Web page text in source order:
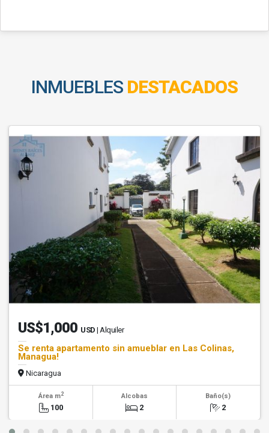
INMUEBLES DESTACADOS
US$1,000 USD | Alquiler
Se renta apartamento sin amueblar en Las Colinas,
Managua!
Nicaragua
Área m2
100
Alcobas
2
Baño(s)
2